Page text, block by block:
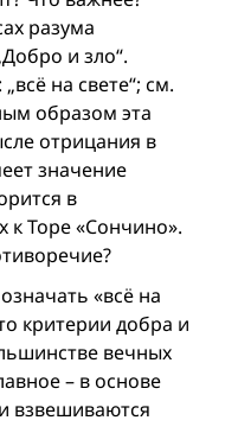
разума
и зло“.
на свете“; см.
образом эта
отрицания в
значение
в
к Торе «Сончино».
«всё на
критерии добра и
вечных
– в основе
взвешиваются